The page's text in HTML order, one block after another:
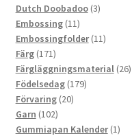
Dutch Doobadoo 33
Embossing 1111
produkter
Embossingfolder 1111
Färg 171171
produkter
Färgläggningsmaterial 2626
Födelsedag 179179
Förvaring 2020
Garn 102102
produkter
Gummiapan Kalender 11